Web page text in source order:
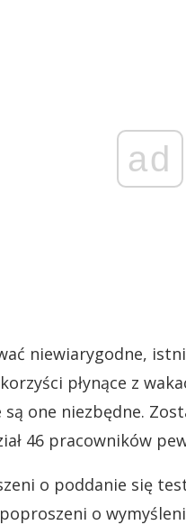
ad
niewiarygodne,
płynące z
one niezbędne.
46 pracowników
o poddanie się
o